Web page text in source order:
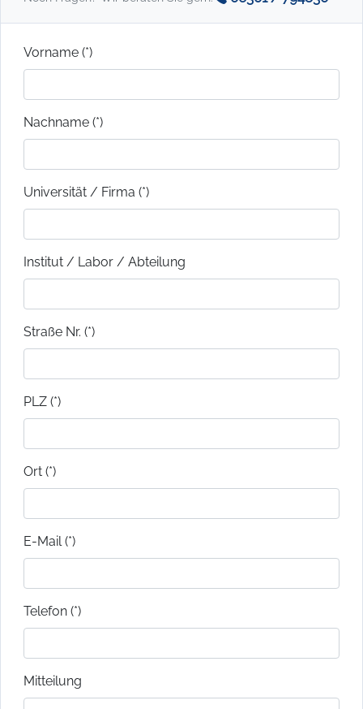
Vorname (*)
Nachname (*)
Universität / Firma (*)
Institut / Labor / Abteilung
Straße Nr. (*)
PLZ (*)
Ort (*)
E-Mail (*)
Telefon (*)
Mitteilung